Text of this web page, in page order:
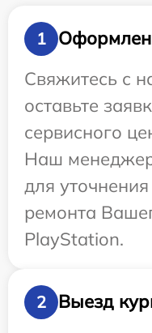
1
Свяжитесь с
оставьте
сервисного
Наш
для
ремонта
PlayStation.
2
Выезд